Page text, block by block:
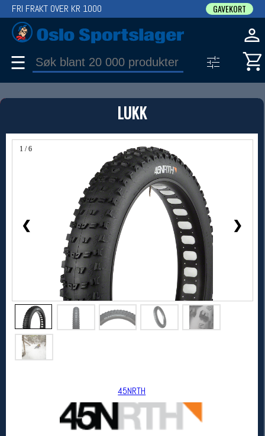
LUKK
1 / 6
❮ ❯
45NRTH
FRI FRAKT OVER KR 1000 GAVEKORT
☰
PRODUKT
Produkter (1)
Bruk filter til å spisse søket
45NRTH